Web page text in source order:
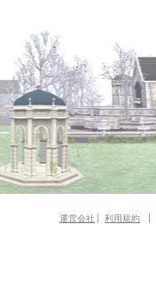
運営会社 利用規約